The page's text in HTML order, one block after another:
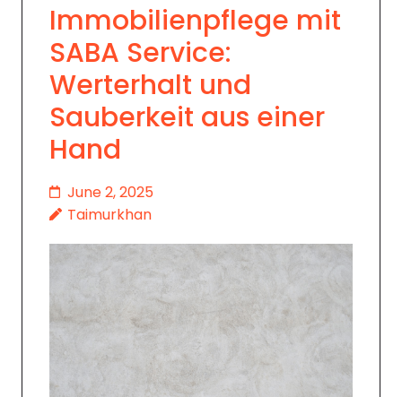
Immobilienpflege mit
SABA Service:
Werterhalt und
Sauberkeit aus einer
Hand
June 2, 2025
Taimurkhan